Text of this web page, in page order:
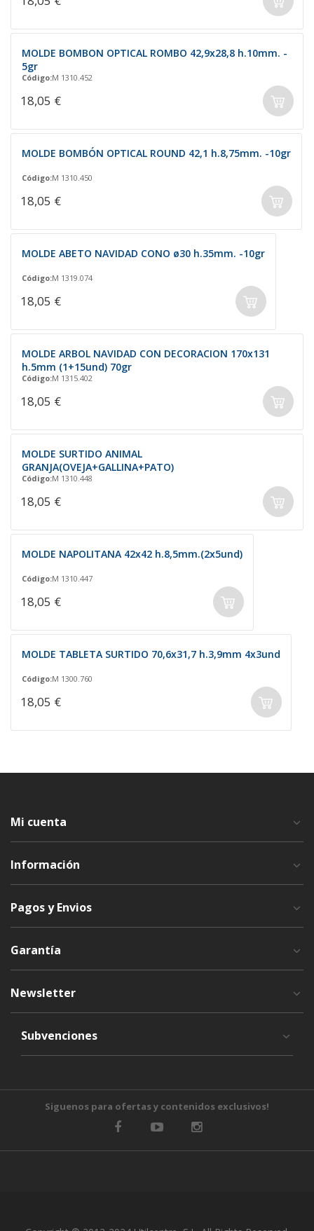
MOLDE BOMBON OPTICAL ROMBO 42,9x28,8 h.10mm. -
5gr
Código:M 1310.452
18,05 €
MOLDE BOMBÓN OPTICAL ROUND 42,1 h.8,75mm. -10gr
Código:M 1310.450
18,05 €
MOLDE ABETO NAVIDAD CONO ø30 h.35mm. -10gr
Código:M 1319.074
18,05 €
MOLDE ARBOL NAVIDAD CON DECORACION 170x131
h.5mm (1+15und) 70gr
Código:M 1315.402
18,05 €
MOLDE SURTIDO ANIMAL
GRANJA(OVEJA+GALLINA+PATO)
Código:M 1310.448
18,05 €
MOLDE NAPOLITANA 42x42 h.8,5mm.(2x5und)
Código:M 1310.447
18,05 €
MOLDE TABLETA SURTIDO 70,6x31,7 h.3,9mm 4x3und
Código:M 1300.760
18,05 €
Mi cuenta
Información
Pagos y Envios
Garantía
Newsletter
Subvenciones
Siguenos para ofertas y contenidos exclusivos!